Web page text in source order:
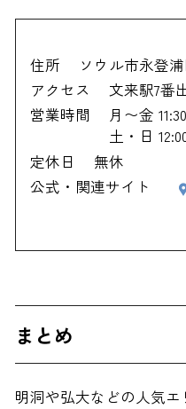
住所 ソウル市永登
アクセス
文来駅7番
営業時間
月〜金
土・日
定休日
無休
公式・関連サイト
まとめ
明洞や弘大などの人気